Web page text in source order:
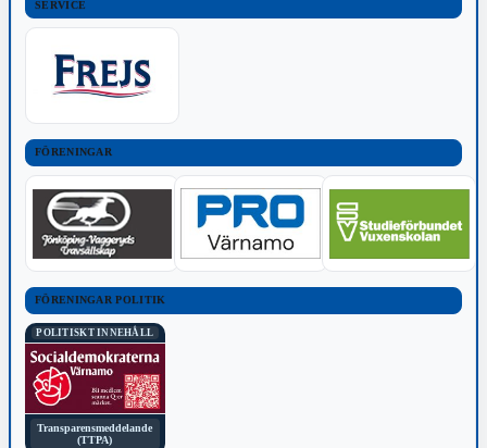
SERVICE
FÖRENINGAR
FÖRENINGAR POLITIK
POLITISKT INNEHÅLL
Transparensmeddelande
(TTPA)